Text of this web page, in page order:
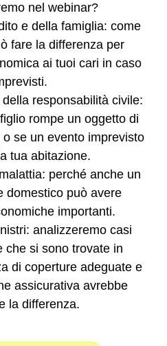
nel webinar?
e della famiglia: come
fare la differenza per
ai tuoi cari in caso
responsabilità civile:
rompe un oggetto di
se un evento imprevisto
tua abitazione.
perché anche un
domestico può avere
importanti.
analizzeremo casi
che si sono trovate in
di coperture adeguate e
assicurativa avrebbe
la differenza.